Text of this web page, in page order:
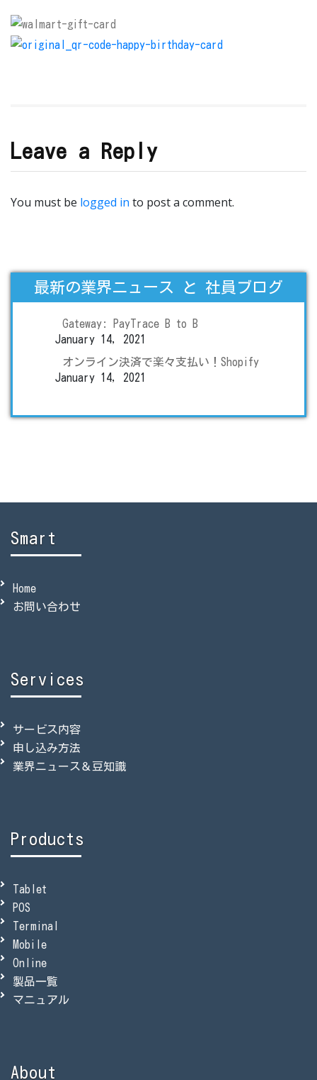
Leave a Reply
You must be logged in to post a comment.
最新の業界ニュース と 社員ブログ
Gateway: PayTrace B to B
January 14, 2021
オンライン決済で楽々支払い！Shopify
January 14, 2021
Smart
Home
お問い合わせ
Services
サービス内容
申し込み方法
業界ニュース＆豆知識
Products
Tablet
POS
Terminal
Mobile
Online
製品一覧
マニュアル
About